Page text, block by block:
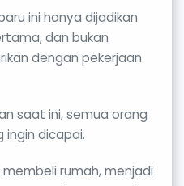
ini hanya dijadikan
dan bukan
dengan pekerjaan
saat ini, semua orang
ingin dicapai.
rumah, menjadi